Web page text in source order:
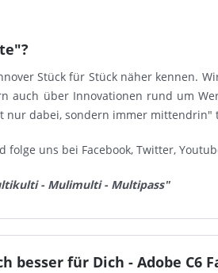
Stück für Stück näher kennen.
auch über Innovationen rund um
nur dabei, sondern immer mittendrin"
uns bei Facebook, Twitter,
- Mulimulti - Multipass"
besser für Dich - Adobe C6